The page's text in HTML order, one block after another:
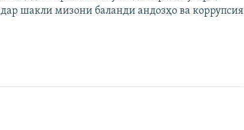
шакли мизони баланди андозҳо ва коррупсия